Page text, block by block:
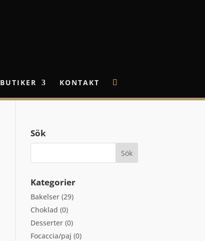
BUTIKER KONTAKT
Sök
Kategorier
Bakelser (29)
Choklad (0)
Desserter (0)
Focaccia/paj (0)